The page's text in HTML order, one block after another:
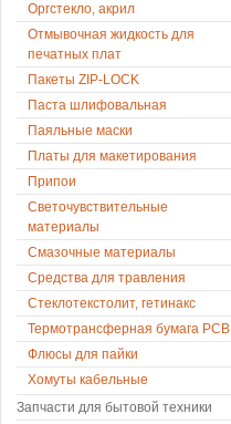
Оргстекло, акрил
Отмывочная жидкость для
печатных плат
Пакеты ZIP-LOCK
Паста шлифовальная
Паяльные маски
Платы для макетирования
Припои
Светочувствительные
материалы
Смазочные материалы
Средства для травления
Стеклотекстолит, гетинакс
Термотрансферная бумага PCB
Флюсы для пайки
Хомуты кабельные
Запчасти для бытовой техники